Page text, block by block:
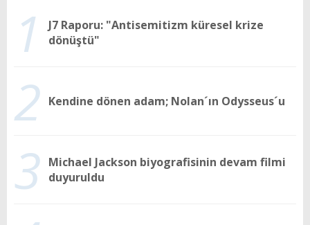
1
J7 Raporu: "Antisemitizm küresel krize
dönüştü"
2 Kendine dönen adam; Nolan´ın Odysseus´u
3 Michael Jackson biyografisinin devam filmi
duyuruldu